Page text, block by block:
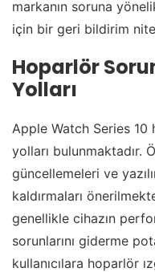
markanın soruna
için bir geri bildirim
Hoparlör
Yolları
Apple Watch Series 10
yolları bulunmaktadır.
güncellemeleri ve
kaldırmaları
genellikle cihazın
sorunlarını giderme
kullanıcılara hoparlör